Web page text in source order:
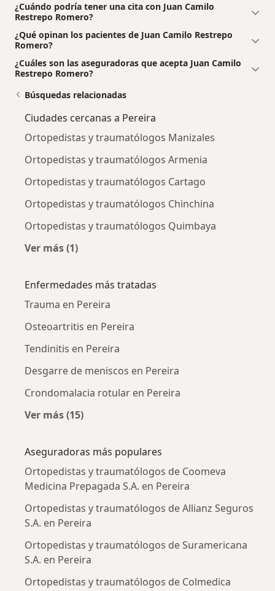
¿Cuándo podría tener una cita con Juan Camilo
Restrepo Romero?
¿Qué opinan los pacientes de Juan Camilo Restrepo
Romero?
¿Cuáles son las aseguradoras que acepta Juan Camilo
Restrepo Romero?
Búsquedas relacionadas
Ciudades cercanas a Pereira
Ortopedistas y traumatólogos Manizales
Ortopedistas y traumatólogos Armenia
Ortopedistas y traumatólogos Cartago
Ortopedistas y traumatólogos Chinchina
Ortopedistas y traumatólogos Quimbaya
Ver más (1)
Enfermedades más tratadas
Trauma en Pereira
Osteoartritis en Pereira
Tendinitis en Pereira
Desgarre de meniscos en Pereira
Crondomalacia rotular en Pereira
Ver más (15)
Aseguradoras más populares
Ortopedistas y traumatólogos de Coomeva
Medicina Prepagada S.A. en Pereira
Ortopedistas y traumatólogos de Allianz Seguros
S.A. en Pereira
Ortopedistas y traumatólogos de Suramericana
S.A. en Pereira
Ortopedistas y traumatólogos de Colmedica